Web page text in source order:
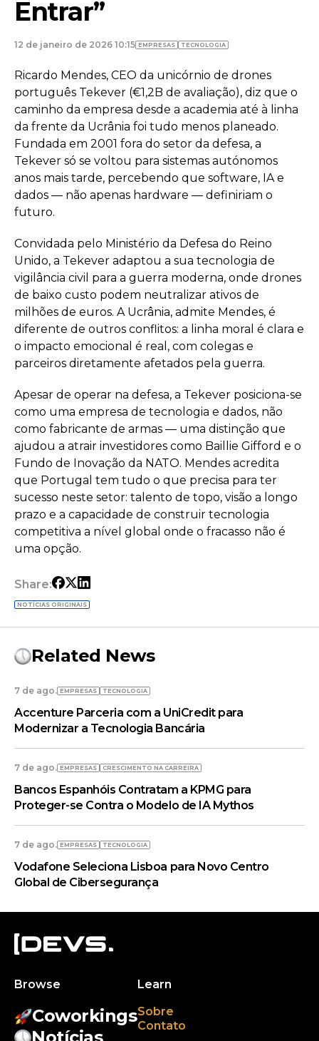
Entrar”
12 de janeiro de 2026 10:15 EMPRESAS TECNOLOGIA
Ricardo Mendes, CEO da unicórnio de drones
português Tekever (€1,2B de avaliação), diz que o
caminho da empresa desde a academia até à linha
da frente da Ucrânia foi tudo menos planeado.
Fundada em 2001 fora do setor da defesa, a
Tekever só se voltou para sistemas autónomos
anos mais tarde, percebendo que software, IA e
dados — não apenas hardware — definiriam o
futuro.
Convidada pelo Ministério da Defesa do Reino
Unido, a Tekever adaptou a sua tecnologia de
vigilância civil para a guerra moderna, onde drones
de baixo custo podem neutralizar ativos de
milhões de euros. A Ucrânia, admite Mendes, é
diferente de outros conflitos: a linha moral é clara e
o impacto emocional é real, com colegas e
parceiros diretamente afetados pela guerra.
Apesar de operar na defesa, a Tekever posiciona-se
como uma empresa de tecnologia e dados, não
como fabricante de armas — uma distinção que
ajudou a atrair investidores como Baillie Gifford e o
Fundo de Inovação da NATO. Mendes acredita
que Portugal tem tudo o que precisa para ter
sucesso neste setor: talento de topo, visão a longo
prazo e a capacidade de construir tecnologia
competitiva a nível global onde o fracasso não é
uma opção.
Share:
NOTÍCIAS ORIGINAIS
Related News
7 de ago. EMPRESAS TECNOLOGIA
Accenture Parceria com a UniCredit para
Modernizar a Tecnologia Bancária
7 de ago. EMPRESAS CRESCIMENTO NA CARREIRA
Bancos Espanhóis Contratam a KPMG para
Proteger-se Contra o Modelo de IA Mythos
7 de ago. EMPRESAS TECNOLOGIA
Vodafone Seleciona Lisboa para Novo Centro
Global de Cibersegurança
Browse
Coworkings
Learn
Sobre
Contato